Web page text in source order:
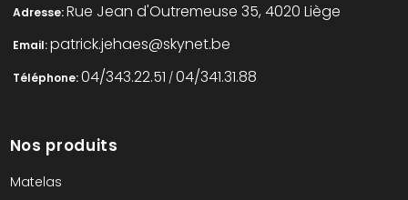
Adresse: Rue Jean d'Outremeuse 35, 4020 Liège
Email: patrick.jehaes@skynet.be
Téléphone: 04/343.22.51 /04/341.31.88
Nos produits
Matelas